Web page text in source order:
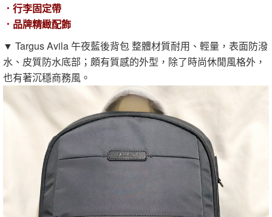
．行李固定帶
．品牌精緻配飾
▼ Targus Avila 午夜藍後背包 整體材質耐用、輕量，表面防潑
水、皮質防水底部；頗有質感的外型，除了時尚休閒風格外，
也有著沉穩商務風。